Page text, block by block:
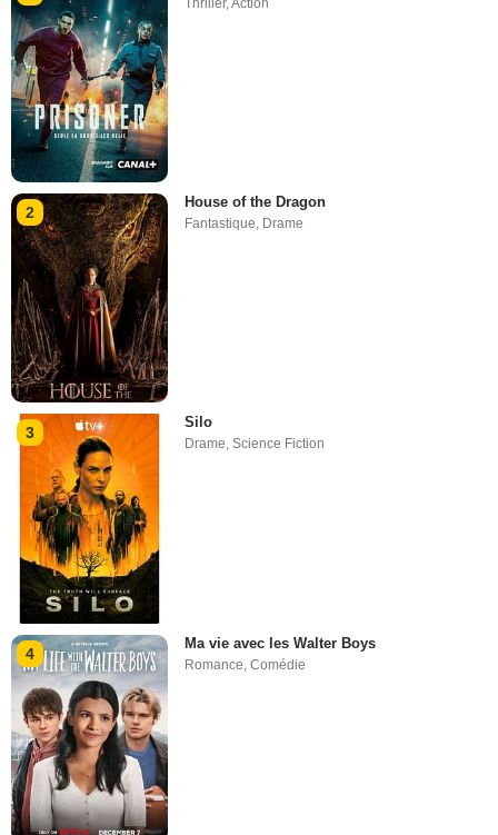
Thriller,Action
2
House of the Dragon
Fantastique, Drame
3
Silo
Drame,Science Fiction
4
Ma vie avec les Walter Boys
Romance ,Comédie